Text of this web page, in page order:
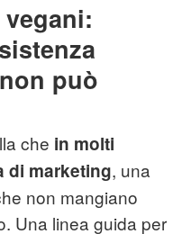
può
che in molti
di marketing, una
non mangiano
Una linea guida per